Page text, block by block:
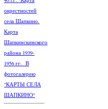
окрестностей
села Шапкино.
Карта
Шапкинскинского
района 1939-
1956 гг. В
фотогалерею
"КАРТЫ СЕЛА
ШАПКИНО"